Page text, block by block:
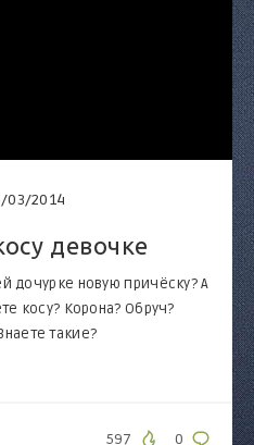
03/2014
девочке
дочурке новую причёску? А
косу? Корона? Обруч?
такие?
0
597